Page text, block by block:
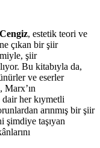
, estetik teori ve
çıkan bir şiir
şiir
Bu kitabıyla da,
ve eserler
Marx’ın
her kıymetli
arınmış bir şiir
taşıyan